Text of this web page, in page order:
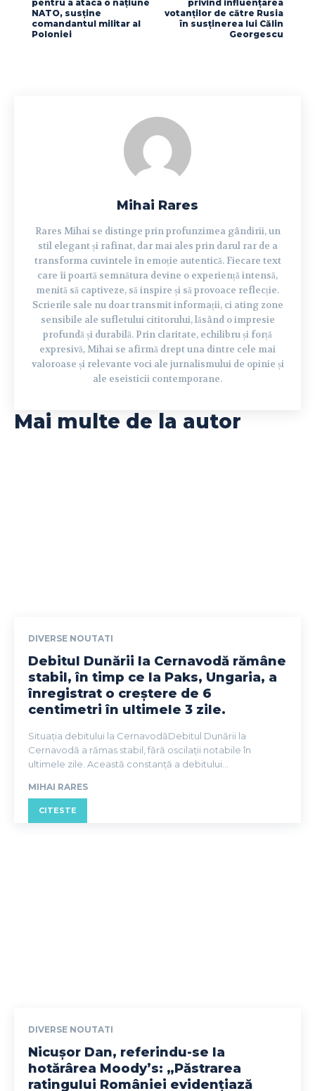
pentru a ataca o națiune
NATO, susține
comandantul militar al
Poloniei
privind influențarea
votanților de către Rusia
în susținerea lui Călin
Georgescu
Mihai Rares
Rares Mihai se distinge prin profunzimea gândirii, un
stil elegant și rafinat, dar mai ales prin darul rar de a
transforma cuvintele în emoție autentică. Fiecare text
care îi poartă semnătura devine o experiență intensă,
menită să captiveze, să inspire și să provoace reflecție.
Scrierile sale nu doar transmit informații, ci ating zone
sensibile ale sufletului cititorului, lăsând o impresie
profundă și durabilă. Prin claritate, echilibru și forță
expresivă, Mihai se afirmă drept una dintre cele mai
valoroase și relevante voci ale jurnalismului de opinie și
ale eseisticii contemporane.
Mai multe de la autor
DIVERSE NOUTATI
Debitul Dunării la Cernavodă rămâne
stabil, în timp ce la Paks, Ungaria, a
înregistrat o creștere de 6
centimetri în ultimele 3 zile.
Situația debitului la CernavodăDebitul Dunării la
Cernavodă a rămas stabil, fără oscilații notabile în
ultimele zile. Această constanță a debitului...
MIHAI RARES
CITESTE
DIVERSE NOUTATI
Nicușor Dan, referindu-se la
hotărârea Moody’s: „Păstrarea
ratingului României evidențiază